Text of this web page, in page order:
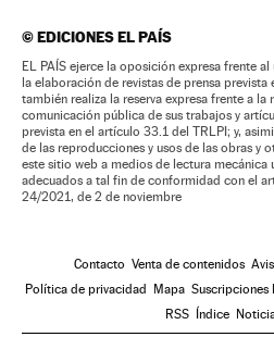
©EDICIONES EL PAÍS
EL PAÍS ejerce la oposición expresa frente
la elaboración de revistas de prensa
también realiza la reserva expresa frente a
comunicación pública de sus trabajos y
prevista en el artículo 33.1 del TRLPI; y,
de las reproducciones y usos de las obras y
este sitio web a medios de lectura mecánica
adecuados a tal fin de conformidad con el
24/2021, de 2 de noviembre
Contacto Venta de contenidos
Política de privacidad
Mapa Suscripciones
RSS
Índice